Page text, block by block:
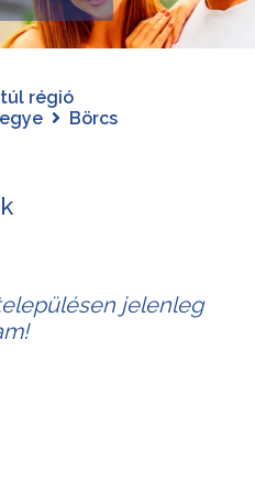
régió
Börcs
jelenleg